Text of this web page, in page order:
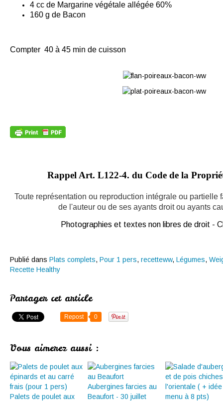
4 cc de Margarine végétale allégée 60%
160 g de Bacon
Compter 40 à 45 min de cuisson
Rappel Art. L122-4. du Code de la
Toute représentation ou reproduction intégrale ou partielle
de l'auteur ou de ses ayants droit ou ayants
Photographies et textes non libres de droit -
Publié dans Plats complets, Pour 1 pers, recetteww, Légumes,
Recette Healthy
Partager cet article
Repost 0
Vous aimerez aussi :
Palets de poulet aux
Aubergines farcies au
Beaufort - 30 juillet